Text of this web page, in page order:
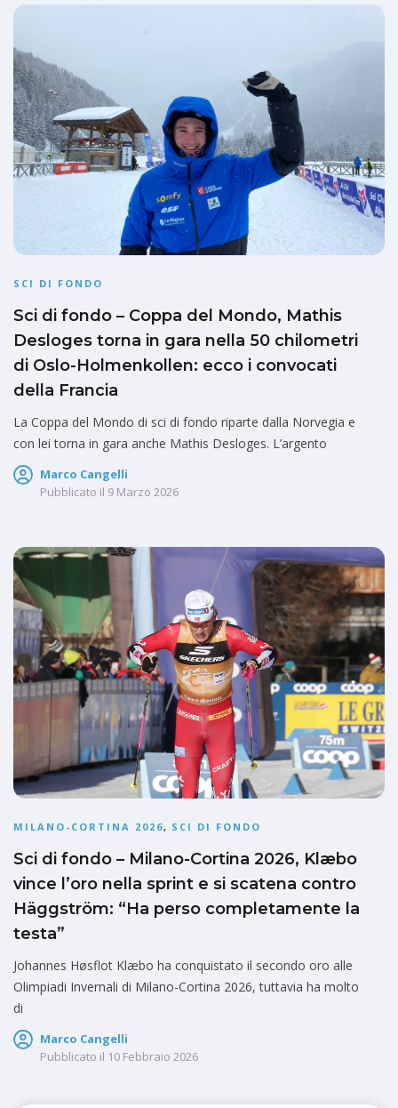
SCI DI FONDO
Sci di fondo – Coppa del Mondo, Mathis
Desloges torna in gara nella 50 chilometri
di Oslo-Holmenkollen: ecco i convocati
della Francia
La Coppa del Mondo di sci di fondo riparte dalla Norvegia e
con lei torna in gara anche Mathis Desloges. L’argento
Marco Cangelli
Pubblicato il 9 Marzo 2026
MILANO-CORTINA 2026, SCI DI FONDO
Sci di fondo – Milano-Cortina 2026, Klæbo
vince l’oro nella sprint e si scatena contro
Häggström: “Ha perso completamente la
testa”
Johannes Høsflot Klæbo ha conquistato il secondo oro alle
Olimpiadi Invernali di Milano-Cortina 2026, tuttavia ha molto
di
Marco Cangelli
Pubblicato il 10 Febbraio 2026